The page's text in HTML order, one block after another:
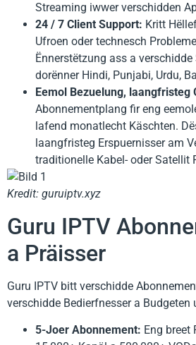
Streaming iwwer verschidden
24 / 7 Client Support: Kritt
Ufroen oder technesch
Ënnerstëtzung ass a
dorënner Hindi, Punjabi, Urdu,
Eemol Bezuelung, laangfristeg
Abonnementplang fir eng
lafend monatlecht Käschten.
laangfristeg Erspuernisser am
traditionelle Kabel- oder Satellit
Kredit: guruiptv.xyz
Guru IPTV
a Präisser
Guru IPTV bitt verschidde
verschidde Bedierfnesser a Budgeten
5-Joer Abonnement: Eng breet